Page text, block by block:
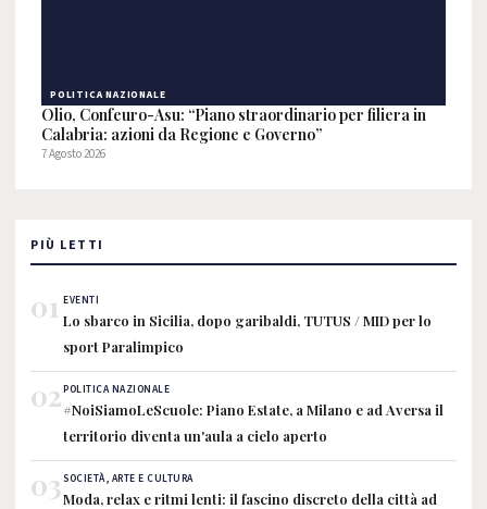
POLITICA NAZIONALE
Olio, Confeuro-Asu: “Piano straordinario per filiera in
Calabria: azioni da Regione e Governo”
7 Agosto 2026
PIÙ LETTI
01 EVENTI
Lo sbarco in Sicilia, dopo garibaldi, TUTUS / MID per lo
sport Paralimpico
02POLITICA NAZIONALE
#NoiSiamoLeScuole: Piano Estate, a Milano e ad Aversa il
territorio diventa un'aula a cielo aperto
03SOCIETÀ, ARTE E CULTURA
Moda, relax e ritmi lenti: il fascino discreto della città ad